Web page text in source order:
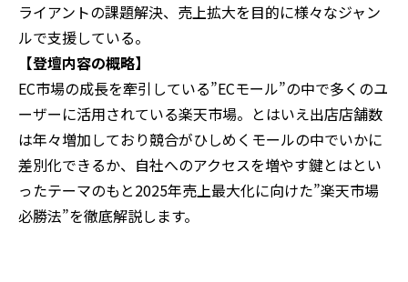
ライアントの課題解決、売上拡大を目的に様々なジャン
ルで支援している。
【登壇内容の概略】
EC市場の成長を牽引している”ECモール”の中で多くのユ
ーザーに活用されている楽天市場。とはいえ出店店舗数
は年々増加しており競合がひしめくモールの中でいかに
差別化できるか、自社へのアクセスを増やす鍵とはとい
ったテーマのもと2025年売上最大化に向けた”楽天市場
必勝法”を徹底解説します。